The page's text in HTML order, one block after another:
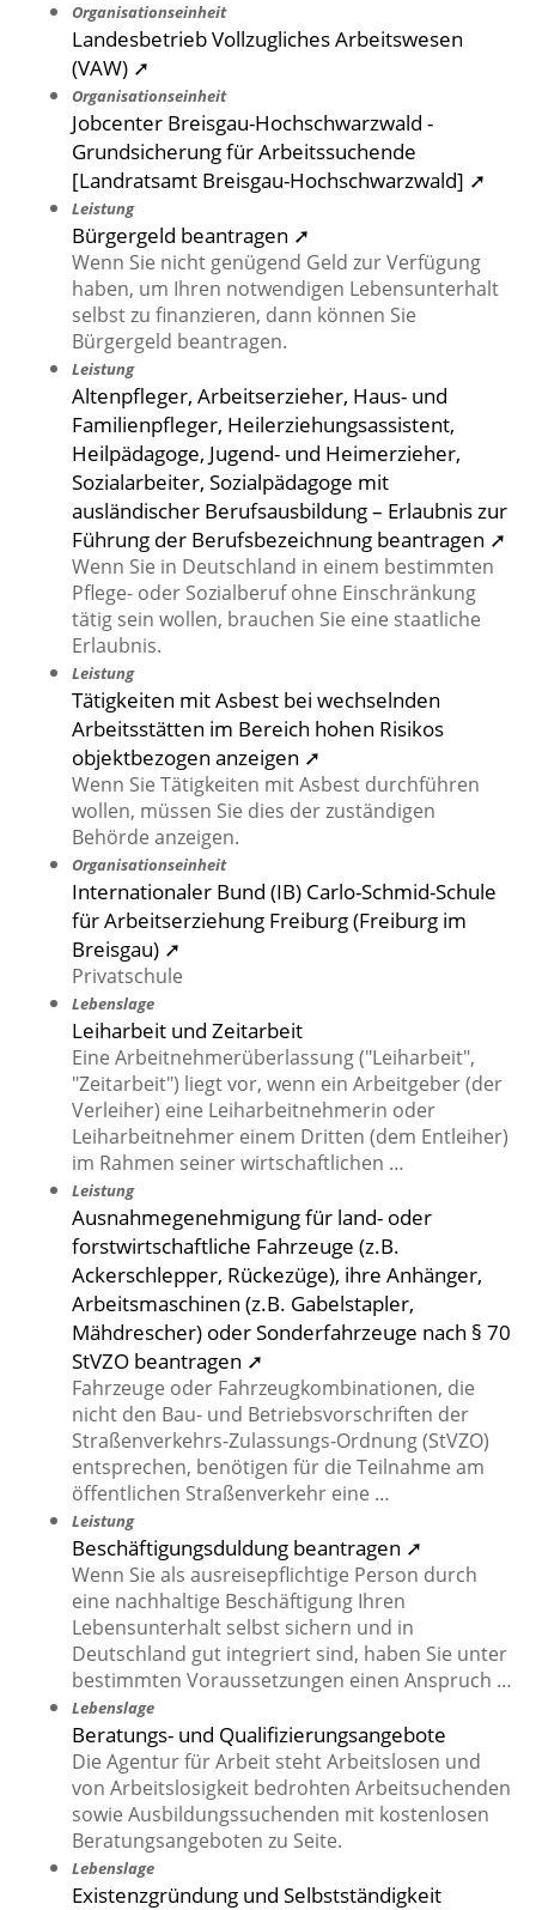
Organisationseinheit
Landesbetrieb Vollzugliches Arbeitswesen
(VAW) ➚
Organisationseinheit
Jobcenter Breisgau-Hochschwarzwald -
Grundsicherung für Arbeitssuchende
[Landratsamt Breisgau-Hochschwarzwald] ➚
Leistung
Bürgergeld beantragen ➚
Wenn Sie nicht genügend Geld zur Verfügung
haben, um Ihren notwendigen Lebensunterhalt
selbst zu finanzieren, dann können Sie
Bürgergeld beantragen.
Leistung
Altenpfleger, Arbeitserzieher, Haus- und
Familienpfleger, Heilerziehungsassistent,
Heilpädagoge, Jugend- und Heimerzieher,
Sozialarbeiter, Sozialpädagoge mit
ausländischer Berufsausbildung – Erlaubnis zur
Führung der Berufsbezeichnung beantragen ➚
Wenn Sie in Deutschland in einem bestimmten
Pflege- oder Sozialberuf ohne Einschränkung
tätig sein wollen, brauchen Sie eine staatliche
Erlaubnis.
Leistung
Tätigkeiten mit Asbest bei wechselnden
Arbeitsstätten im Bereich hohen Risikos
objektbezogen anzeigen ➚
Wenn Sie Tätigkeiten mit Asbest durchführen
wollen, müssen Sie dies der zuständigen
Behörde anzeigen.
Organisationseinheit
Internationaler Bund (IB) Carlo-Schmid-Schule
für Arbeitserziehung Freiburg (Freiburg im
Breisgau) ➚
Privatschule
Lebenslage
Leiharbeit und Zeitarbeit
Eine Arbeitnehmerüberlassung ("Leiharbeit",
"Zeitarbeit") liegt vor, wenn ein Arbeitgeber (der
Verleiher) eine Leiharbeitnehmerin oder
Leiharbeitnehmer einem Dritten (dem Entleiher)
im Rahmen seiner wirtschaftlichen …
Leistung
Ausnahmegenehmigung für land- oder
forstwirtschaftliche Fahrzeuge (z.B.
Ackerschlepper, Rückezüge), ihre Anhänger,
Arbeitsmaschinen (z.B. Gabelstapler,
Mähdrescher) oder Sonderfahrzeuge nach § 70
StVZO beantragen ➚
Fahrzeuge oder Fahrzeugkombinationen, die
nicht den Bau- und Betriebsvorschriften der
Straßenverkehrs-Zulassungs-Ordnung (StVZO)
entsprechen, benötigen für die Teilnahme am
öffentlichen Straßenverkehr eine …
Leistung
Beschäftigungsduldung beantragen ➚
Wenn Sie als ausreisepflichtige Person durch
eine nachhaltige Beschäftigung Ihren
Lebensunterhalt selbst sichern und in
Deutschland gut integriert sind, haben Sie unter
bestimmten Voraussetzungen einen Anspruch …
Lebenslage
Beratungs- und Qualifizierungsangebote
Die Agentur für Arbeit steht Arbeitslosen und
von Arbeitslosigkeit bedrohten Arbeitsuchenden
sowie Ausbildungssuchenden mit kostenlosen
Beratungsangeboten zu Seite.
Lebenslage
Existenzgründung und Selbstständigkeit